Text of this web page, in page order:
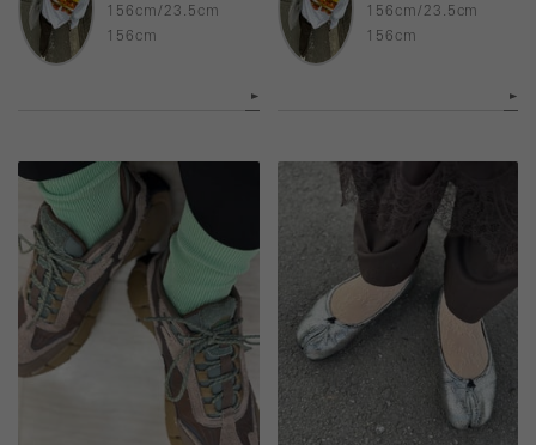
156cm/23.5cm
156cm
156cm/23.5cm
156cm